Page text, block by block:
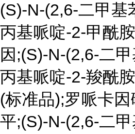
(S)-N-(2,6-二甲基
丙基哌啶-2-甲酰
因;(S)-N-(2,6-二
丙基哌啶-2-羧酰
(标准品);罗哌卡
平;(S)-N-(2,6-二